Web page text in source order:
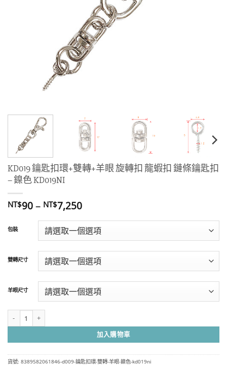
KD019 鑰匙扣環+雙轉+羊眼 旋轉扣 龍蝦扣 鏈條鑰匙扣
– 鎳色 KD019NI
NT$90– NT$7,250價
範
圍：
NT$90
到
NT$7,250
包裝
雙轉尺寸
羊眼尺寸
加入購物車
貨號: 8389582061846-d009-鑰匙扣環-雙轉-羊眼-鎳色-kd019ni